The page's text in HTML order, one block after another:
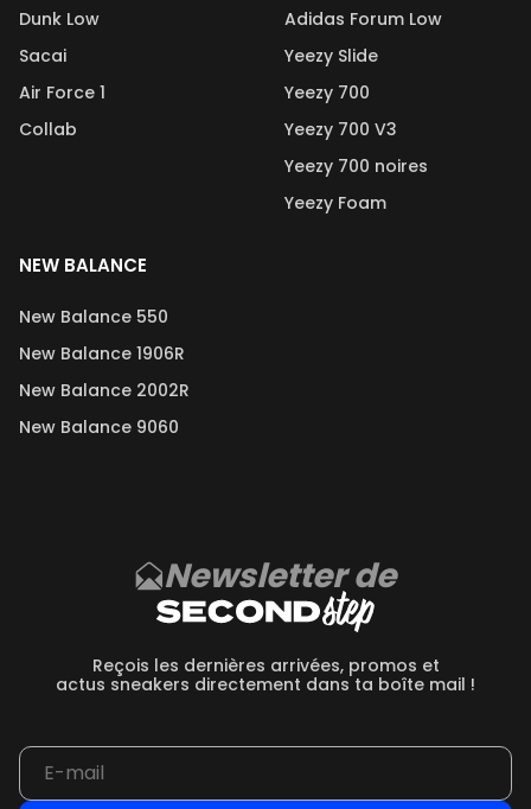
Dunk Low
Sacai
Air Force 1
Collab
Adidas Forum Low
Yeezy Slide
Yeezy 700
Yeezy 700 V3
Yeezy 700 noires
Yeezy Foam
NEW BALANCE
New Balance 550
New Balance 1906R
New Balance 2002R
New Balance 9060
Newsletter de
Reçois les dernières arrivées, promos et
actus sneakers directement dans ta boîte mail !